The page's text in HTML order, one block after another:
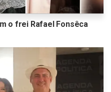
o frei Rafael Fonsêca